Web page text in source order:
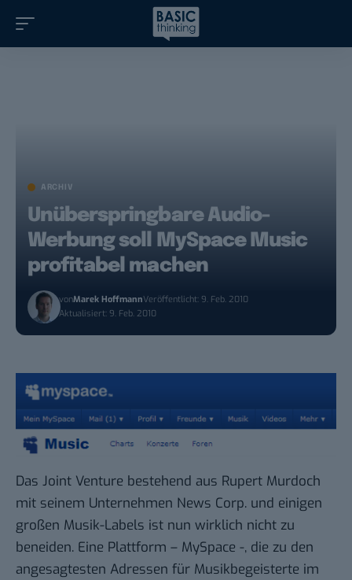
ARCHIV
Unüberspringbare Audio-
Werbung soll MySpace Music
profitabel machen
vonMarek HoffmannVeröffentlicht: 9. Feb. 2010
Aktualisiert: 9. Feb. 2010
Das Joint Venture bestehend aus Rupert Murdoch
mit seinem Unternehmen News Corp. und einigen
großen Musik-Labels ist nun wirklich nicht zu
beneiden. Eine Plattform – MySpace -, die zu den
angesagtesten Adressen für Musikbegeisterte im